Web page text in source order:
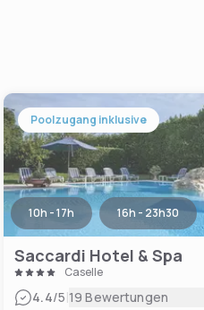
Poolzugang inklusive
10h - 17h 16h - 23h30
Saccardi Hotel & Spa
Caselle
4.4/5|19 Bewertungen